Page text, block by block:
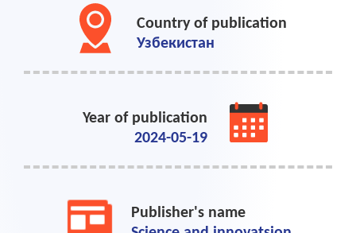
Country of publication
Узбекистан
Year of publication
2024-05-19
Publisher's name